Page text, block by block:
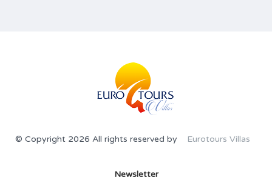
© Copyright 2026 All rights reserved by Eurotours Villas
Newsletter